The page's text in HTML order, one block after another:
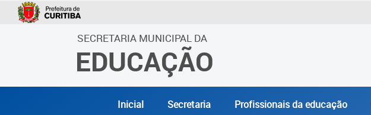
SECRETARIA MUNICIPAL DA
EDUCAÇÃO
Inicial Secretaria Profissionais da educação